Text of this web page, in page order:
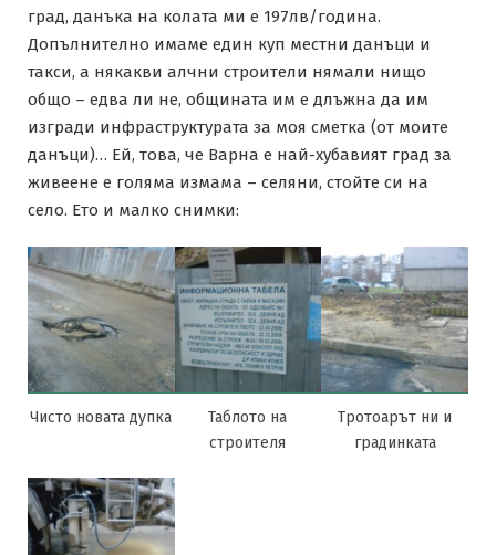
град, данъка на колата ми е 197лв/година.
Допълнително имаме един куп местни данъци и
такси, а някакви алчни строители нямали нищо
общо – едва ли не, общината им е длъжна да им
изгради инфраструктурата за моя сметка (от моите
данъци)… Ей, това, че Варна е най-хубавият град за
живеене е голяма измама – селяни, стойте си на
село. Ето и малко снимки:
Чисто новата дупка
Таблото на
строителя
Тротоарът ни и
градинката